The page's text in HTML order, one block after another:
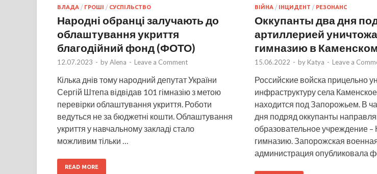
ВЛАДА / ГРОШІ / СУСПІЛЬСТВО
Народні обранці залучають до
облаштування укриття
благодійний фонд (ФОТО)
12.07.2023 - byAlena - Leave a Comment
Кілька днів тому народний депутат України
Сергій Штепа відвідав 101 гімназію з метою
перевірки облаштування укриття. Роботи
ведуться не за бюджетні кошти. Облаштування
укриття у навчальному закладі стало
можливим тільки …
READ MORE
ВІЙНА / ІНЦИДЕНТ / РЕЗОНАНС
Оккупанты два дня
артиллерией
гимназию в Каменском
15.06.2022 - by Katya - Leave a
Российские войска прицельно
инфраструктуру села
находится под Запорожьем. В
дня подряд оккупанты
образовательное учреждение
гимназию. Запорожская
администрация опубликовала